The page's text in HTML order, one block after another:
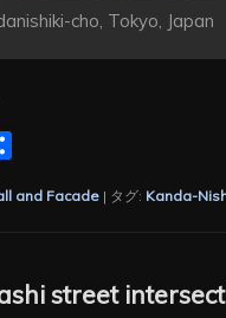
cho, Tokyo, Japan
and Facade | タグ: Kanda-
street